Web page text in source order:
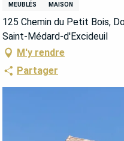
MEUBLÉS MAISON
125 Chemin du Petit Bois,
Saint-Médard-d'Excideuil
M'y rendre
Partager